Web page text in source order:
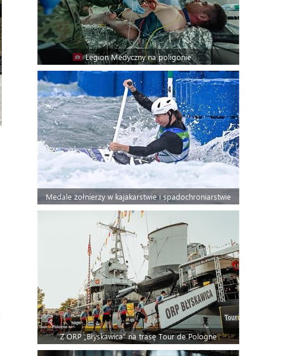
Legion Medyczny na poligonie
Medale żołnierzy w kajakarstwie i spadochroniarstwie
Z ORP „Błyskawica” na trasę Tour de Pologne